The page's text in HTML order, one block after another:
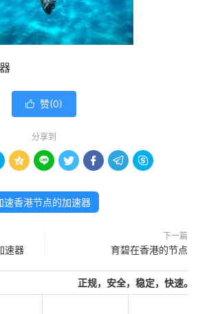
 赞(0)
分享到
     
速香港节点的加速器
速器
下一篇
育碧在香港的节点
正规，安全，稳定，快速。